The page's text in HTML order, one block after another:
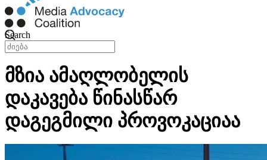
Search
მზია ამაღლობელის
დაკავება წინასწარ
დაგეგმილი პროვოკაციაა